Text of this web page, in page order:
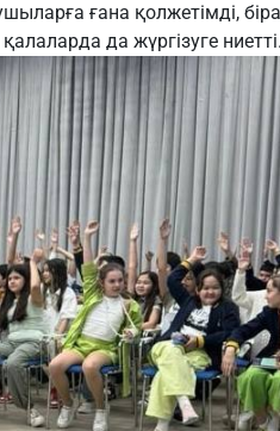
ғана қолжетімді,
да жүргізуге ниетті.